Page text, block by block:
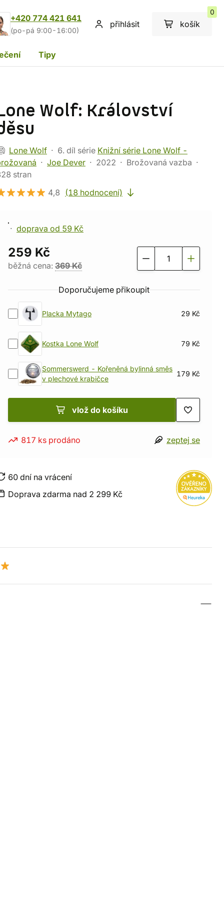
+420 774 421 641
(po-pá 9:00-16:00)
přihlásit košík
0
Tipy
Wolf: Království
Lone Wolf 6. díl série Knižní série Lone Wolf -
Joe Dever 2022
Brožovaná vazba
stran
4,8
(18 hodnocení)
doprava od 59 Kč
259 Kč
běžná cena: 369 Kč
Doporučujeme přikoupit
Placka Mytago 29 Kč
Kostka Lone Wolf 79 Kč
Sommerswerd - Kořeněná bylinná směs
v plechové krabičce
179 Kč
vlož do košíku
817 ks prodáno zeptej se
60 dní na vrácení
Doprava zdarma nad 2 299 Kč